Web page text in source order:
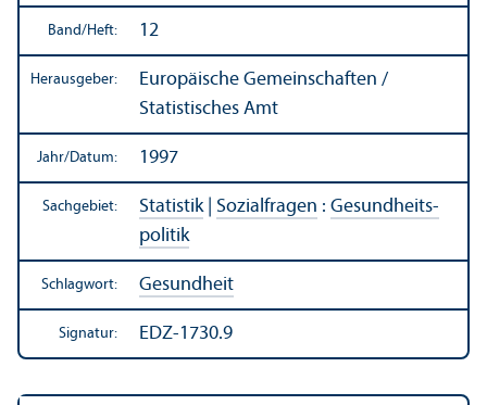
Band/Heft: 12
Herausgeber:
Europäische Gemeinschaften /
Statistisches Amt
Jahr/Datum: 1997
Sachgebiet: Statistik| Sozialfragen : Gesundheits­
politik
Schlagwort: Gesundheit
Signatur: EDZ-1730.9